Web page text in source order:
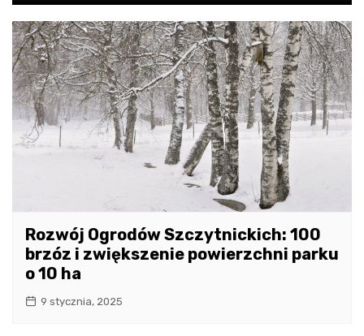
Rozwój Ogrodów Szczytnickich: 100
brzóz i zwiększenie powierzchni parku
o 10 ha
9 stycznia, 2025